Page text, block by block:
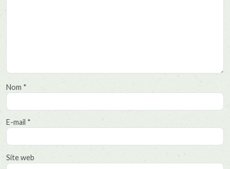
Nom *
E-mail *
Site web